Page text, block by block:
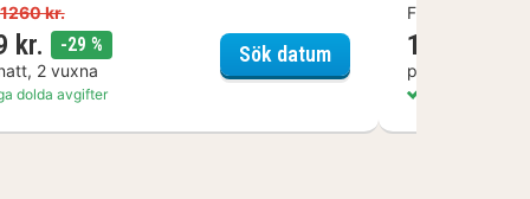
1260 kr.
kr. -29 %rabatt
2 vuxna
dolda avgifter
Sök datumJohannesbergs Slott
Från
1589 kr.
per natt, 2